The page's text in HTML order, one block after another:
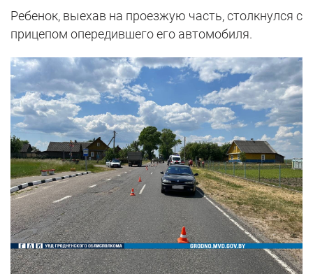
Ребенок, выехав на проезжую часть, столкнулся с
прицепом опередившего его автомобиля.